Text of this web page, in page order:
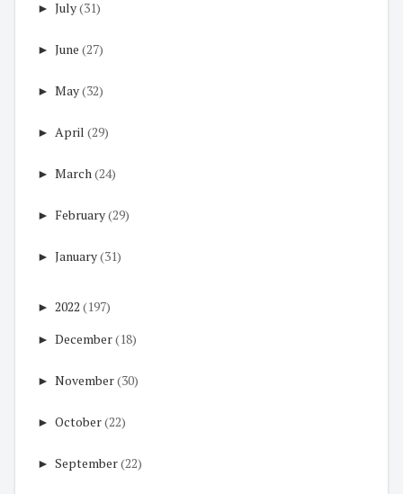
► July(31)
► June (27)
► May(32)
► April (29)
► March (24)
► February(29)
► January(31)
► 2022 (197)
► December(18)
► November(30)
► October(22)
► September(22)